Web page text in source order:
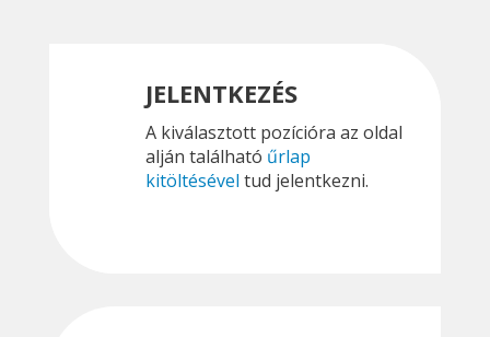
JELENTKEZÉS
A kiválasztott pozícióra az oldal
alján található űrlap
kitöltésével tud jelentkezni.